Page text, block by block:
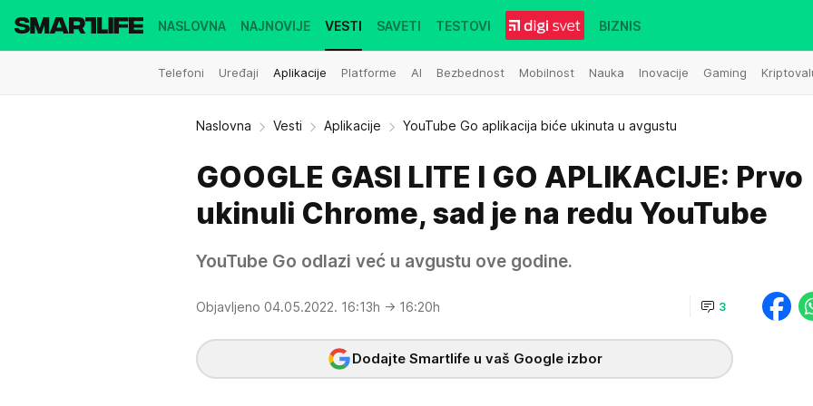
NASLOVNA NAJNOVIJE VESTI
Telefoni Uređaji Aplikacije Platforme AI Bezbednost Mobilnost Nauka Inovacije Gaming
SAVETI TESTOVI BIZNIS
Naslovna Vesti Aplikacije YouTube Go aplikacija biće ukinuta u avgustu
GOOGLE GASI LITE I GO APLIKACIJE: Prvo
ukinuli Chrome, sad je na redu YouTube
YouTube Go odlazi već u avgustu ove godine.
Objavljeno 04.05.2022. 16:13h → 16:20h 3
Dodajte Smartlife u vaš Google izbor